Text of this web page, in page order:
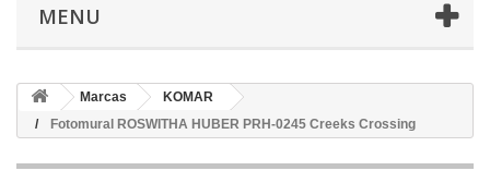
MENU
Marcas
KOMAR
Fotomural ROSWITHA HUBER PRH-0245 Creeks Crossing